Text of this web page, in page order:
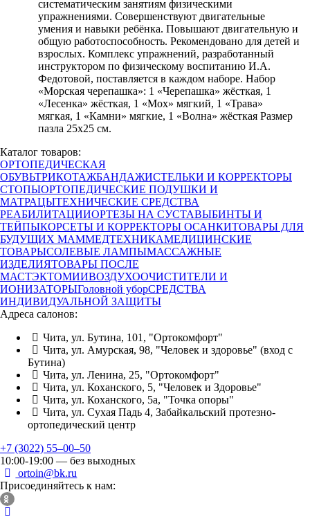
систематическим занятиям физическими
упражнениями. Совершенствуют двигательные
умения и навыки ребёнка. Повышают двигательную и
общую работоспособность. Рекомендовано для детей и
взрослых. Комплекс упражнений, разработанный
инструктором по физическому воспитанию И.А.
Федотовой, поставляется в каждом наборе. Набор
«Морская черепашка»: 1 «Черепашка» жёсткая, 1
«Лесенка» жёсткая, 1 «Мох» мягкий, 1 «Трава»
мягкая, 1 «Камни» мягкие, 1 «Волна» жёсткая Размер
пазла 25х25 см.
Каталог товаров:
ОРТОПЕДИЧЕСКАЯ
ОБУВЬТРИКОТАЖБАНДАЖИСТЕЛЬКИ И КОРРЕКТОРЫ
СТОПЫОРТОПЕДИЧЕСКИЕ ПОДУШКИ И
МАТРАЦЫТЕХНИЧЕСКИЕ СРЕДСТВА
РЕАБИЛИТАЦИИОРТЕЗЫ НА СУСТАВЫБИНТЫ И
ТЕЙПЫКОРСЕТЫ И КОРРЕКТОРЫ ОСАНКИТОВАРЫ ДЛЯ
БУДУЩИХ МАММЕДТЕХНИКАМЕДИЦИНСКИЕ
ТОВАРЫСОЛЕВЫЕ ЛАМПЫМАССАЖНЫЕ
ИЗДЕЛИЯТОВАРЫ ПОСЛЕ
МАСТЭКТОМИИВОЗДУХООЧИСТИТЕЛИ И
ИОНИЗАТОРЫГоловной уборСРЕДСТВА
ИНДИВИДУАЛЬНОЙ ЗАЩИТЫ
Адреса салонов:
Чита, ул. Бутина, 101, "Ортокомфорт"
Чита, ул. Амурская, 98, "Человек и здоровье" (вход с
Бутина)
Чита, ул. Ленина, 25, "Ортокомфорт"
Чита, ул. Коханского, 5, "Человек и Здоровье"
Чита, ул. Коханского, 5а, "Точка опоры"
Чита, ул. Сухая Падь 4, Забайкальский протезно-
ортопедический центр
+7 (3022) 55‒00‒50
10:00-19:00 — без выходных
ortoin@bk.ru
Присоединяйтесь к нам: